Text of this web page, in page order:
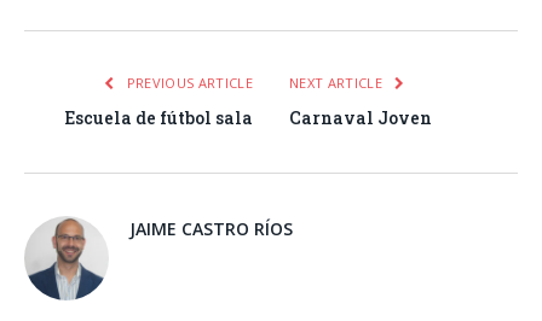
PREVIOUS ARTICLE
Escuela de fútbol sala
NEXT ARTICLE
Carnaval Joven
JAIME CASTRO RÍOS